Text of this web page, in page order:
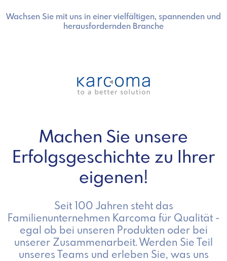
Wachsen Sie mit uns in einer vielfältigen, spannenden und
herausfordernden Branche
Machen Sie unsere
Erfolgsgeschichte zu Ihrer
eigenen!
Seit 100 Jahren steht das
Familienunternehmen Karcoma für Qualität -
egal ob bei unseren Produkten oder bei
unserer Zusammenarbeit. Werden Sie Teil
unseres Teams und erleben Sie, was uns